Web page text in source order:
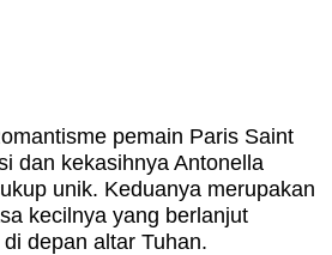
pemain Paris Saint
dan kekasihnya Antonella
unik. Keduanya merupakan
kecilnya yang berlanjut
depan altar Tuhan.